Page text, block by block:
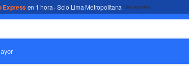
Expressen 1 hora · Solo Lima Metropolitana*Ver legales